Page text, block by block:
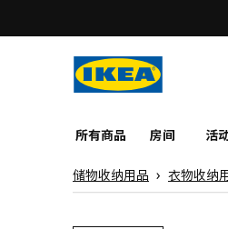
所有商品 房间 活
储物收纳用品 衣物收纳